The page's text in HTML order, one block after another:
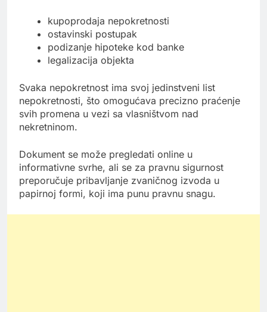
kupoprodaja nepokretnosti
ostavinski postupak
podizanje hipoteke kod banke
legalizacija objekta
Svaka nepokretnost ima svoj jedinstveni list
nepokretnosti, što omogućava precizno praćenje
svih promena u vezi sa vlasništvom nad
nekretninom.
Dokument se može pregledati online u
informativne svrhe, ali se za pravnu sigurnost
preporučuje pribavljanje zvaničnog izvoda u
papirnoj formi, koji ima punu pravnu snagu.